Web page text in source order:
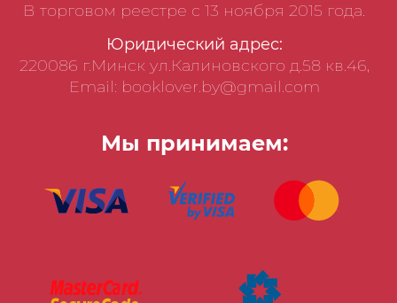
В торговом реестре с 13 ноября 2015 года.
Юридический адрес:
220086 г.Минск ул.Калиновского д.58 кв.46,
Email: booklover.by@gmail.com
Мы принимаем: